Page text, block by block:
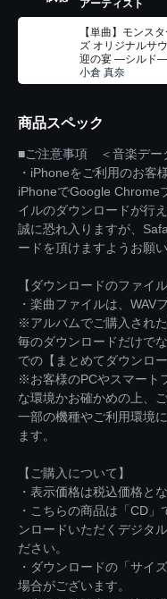
アーティスト
【単曲】モンス
ズ オリジナルサ
迎の宴 ―シルド―
小倉 真奈
商品スペック
■ご注意事項 ＜音楽デー
・iPhoneをご利用のお客
iPhoneでGoogle Chrome
イルのダウンロードが行え
誠に恐れ入りますが、
ードを頂けますようお願
【ダウンロードのファイ
・楽曲ファイルは、WAV
※アルバムでご購入され
毎のダウンロードだけで
での【まとめてダウンロ
※お客様のPCやスマート
な環境かお確かめの上、
一部の機種やご利用環境
ます。
【ご購入について】
・表示価格は税込価格と
・こちらの商品は「CD
ンロードいただくデジタ
ださい。
・ダウンロードの「サイ
場合がございます。